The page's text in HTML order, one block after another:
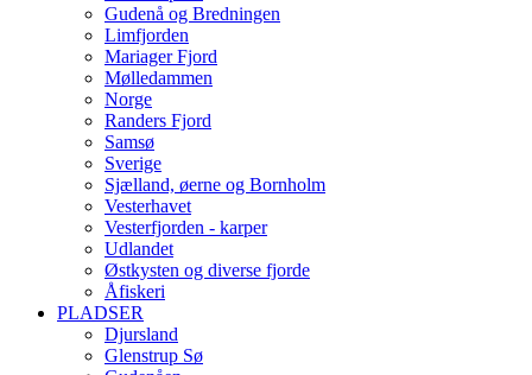
Gudenå og Bredningen
Limfjorden
Mariager Fjord
Mølledammen
Norge
Randers Fjord
Samsø
Sverige
Sjælland, øerne og Bornholm
Vesterhavet
Vesterfjorden - karper
Udlandet
Østkysten og diverse fjorde
Åfiskeri
PLADSER
Djursland
Glenstrup Sø